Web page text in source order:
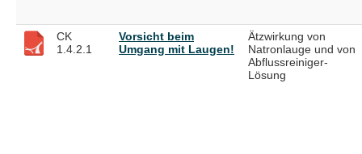
CK
1.4.2.1
Vorsicht beim
Umgang mit Laugen!
Ätzwirkung von
Natronlauge und von
Abflussreiniger-
Lösung